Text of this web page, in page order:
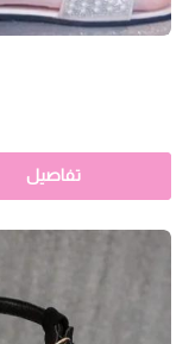
تفاصيل